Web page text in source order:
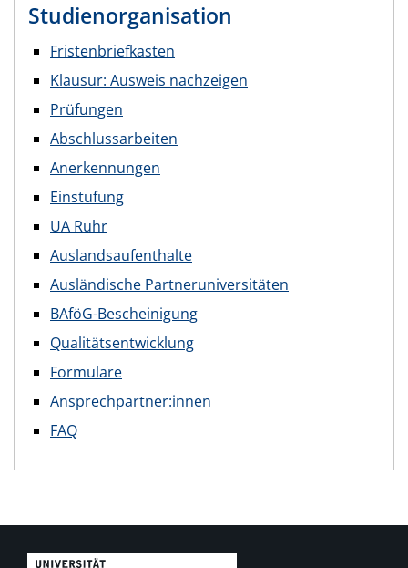
Studienorganisation
Fristenbriefkasten
Klausur: Ausweis nachzeigen
Prüfungen
Abschlussarbeiten
Anerkennungen
Einstufung
UA Ruhr
Auslandsaufenthalte
Ausländische Partneruniversitäten
BAföG-Bescheinigung
Qualitätsentwicklung
Formulare
Ansprechpartner:innen
FAQ